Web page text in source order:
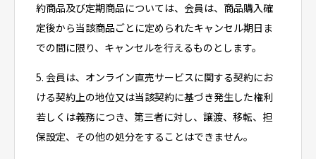
約商品及び定期商品については、会員は、商品購入確
定後から当該商品ごとに定められたキャンセル期日ま
での間に限り、キャンセルを行えるものとします。
5. 会員は、オンライン直売サービスに関する契約にお
ける契約上の地位又は当該契約に基づき発生した権利
若しくは義務につき、第三者に対し、譲渡、移転、担
保設定、その他の処分をすることはできません。